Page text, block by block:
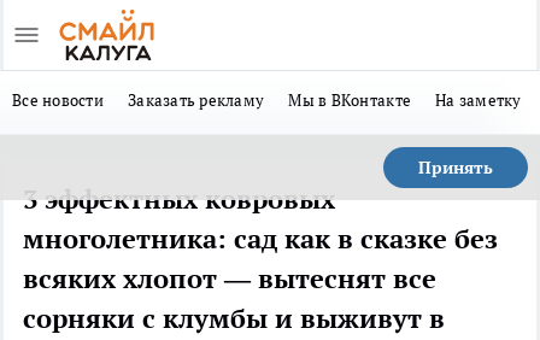
Все новости Заказать рекламу Мы в ВКонтакте На заметку
Принять
3 эффектных ковровых
многолетника: сад как в сказке без
всяких хлопот — вытеснят все
сорняки с клумбы и выживут в